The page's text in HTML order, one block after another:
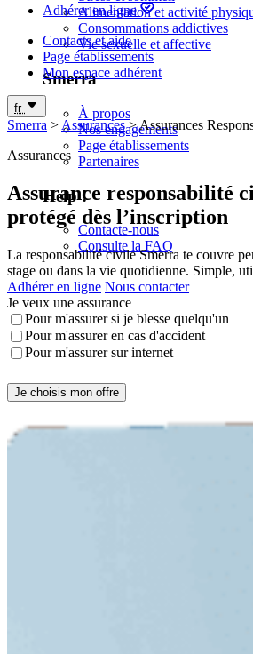
Trouve ta résidence près de ton
000 logements dans plus de 160
Trouver un logement
Alimentation et activité
Consommations addictives
Vie sexuelle et affective
Smerra
À propos
Nos engagements
Page établissements
Partenaires
Help !
Contacte-nous
Consulte la FAQ
Adhérer en ligne
Contacts et aide
Page établissements
Mon espace adhérent
fr
Smerra > Assurances>Assurances
Assurances
Assurance responsabilité
protégé dès l’inscription
La responsabilité civile Smerra te couvre
stage ou dans la vie quotidienne. Simple,
Adhérer en ligne Nous contacter
Je veux une assurance
Pour m'assurer si je blesse quelqu'un
Pour m'assurer en cas d'accident
Pour m'assurer sur internet
Je choisis mon offre